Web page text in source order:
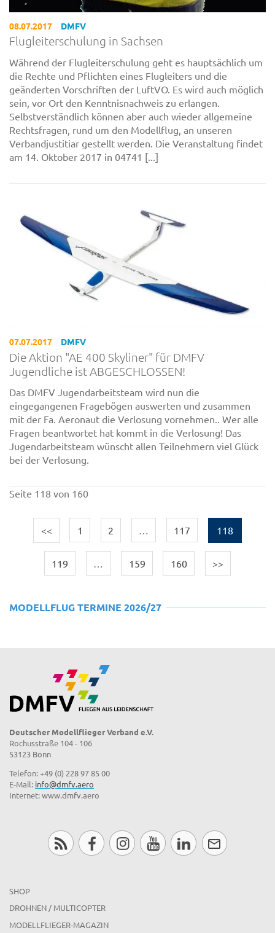
08.07.2017 DMFV
Flugleiterschulung in Sachsen
Während der Flugleiterschulung geht es hauptsächlich um
die Rechte und Pflichten eines Flugleiters und die
geänderten Vorschriften der LuftVO. Es wird auch möglich
sein, vor Ort den Kenntnisnachweis zu erlangen.
Selbstverständlich können aber auch wieder allgemeine
Rechtsfragen, rund um den Modellflug, an unseren
Verbandjustitiar gestellt werden. Die Veranstaltung findet
am 14. Oktober 2017 in 04741 [...]
07.07.2017 DMFV
Die Aktion "AE 400 Skyliner" für DMFV
Jugendliche ist ABGESCHLOSSEN!
Das DMFV Jugendarbeitsteam wird nun die
eingegangenen Fragebögen auswerten und zusammen
mit der Fa. Aeronaut die Verlosung vornehmen.. Wer alle
Fragen beantwortet hat kommt in die Verlosung! Das
Jugendarbeitsteam wünscht allen Teilnehmern viel Glück
bei der Verlosung.
Seite 118 von 160
<< 1 2 … 117 118
119 … 159 160 >>
MODELLFLUG TERMINE 2026/27
Deutscher Modellflieger Verband e.V.
Rochusstraße 104 - 106
53123 Bonn
Telefon: +49 (0) 228 97 85 00
E-Mail: info@dmfv.aero
Internet: www.dmfv.aero
SHOP
DROHNEN / MULTICOPTER
MODELLFLIEGER-MAGAZIN